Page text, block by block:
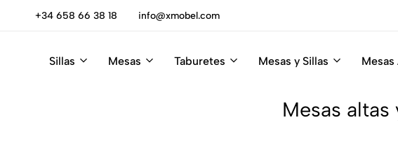
+34 658 66 38 18 info@xmobel.com
Sillas Mesas Taburetes Mesas y Sillas Mesas
Mesas